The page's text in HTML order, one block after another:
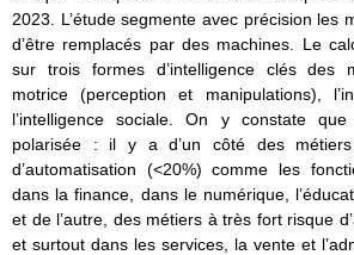
2023. L’étude segmente avec précision les
d’être remplacés par des machines. Le
sur trois formes d’intelligence clés des
motrice (perception et manipulations),
l’intelligence sociale. On y constate
polarisée : il y a d’un côté des
d’automatisation (<20%) comme les
dans la finance, dans le numérique,
et de l’autre, des métiers à très fort risque
et surtout dans les services, la vente et